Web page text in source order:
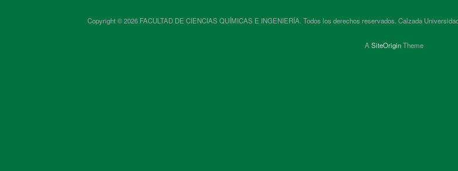
Copyright © 2026 FACULTAD DE CIENCIAS QUÍMICAS E INGENIERÍA. Todos los derechos reservados. Calzada
A SiteOriginTheme